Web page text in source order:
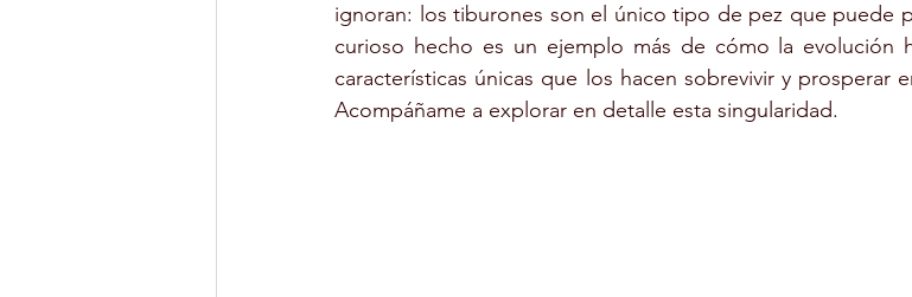
AUXILIAR DE ENFERMERÍA EN GERIATRÍA EXPERTO EN NUTRICIÓN INFANTIL
ignoran: los tiburones son el único tipo de pez que puede
curioso hecho es un ejemplo más de cómo la evolución
características únicas que los hacen sobrevivir y prosperar
Acompáñame a explorar en detalle esta singularidad.